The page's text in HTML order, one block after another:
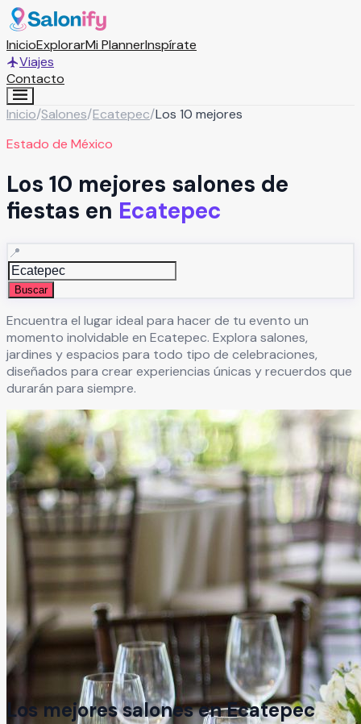
InicioExplorarMi PlannerInspírate
Viajes
Contacto
Inicio/Salones/Ecatepec/Los 10 mejores
Estado de México
Los 10 mejores salones de
fiestas en Ecatepec
📍
Buscar
Encuentra el lugar ideal para hacer de tu evento un
momento inolvidable en Ecatepec. Explora salones,
jardines y espacios para todo tipo de celebraciones,
diseñados para crear experiencias únicas y recuerdos que
durarán para siempre.
Los mejores salones enEcatepec